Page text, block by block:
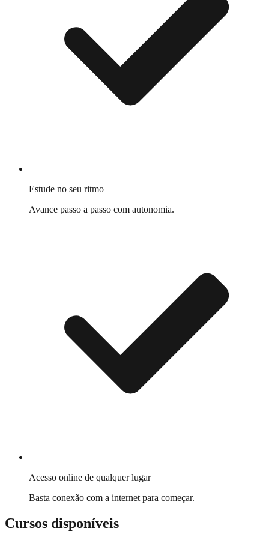
Estude no seu ritmo
Avance passo a passo com autonomia.
Acesso online de qualquer lugar
Basta conexão com a internet para começar.
Cursos disponíveis